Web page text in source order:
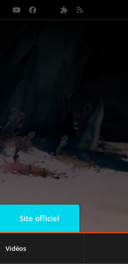
Site officiel
Vidéos